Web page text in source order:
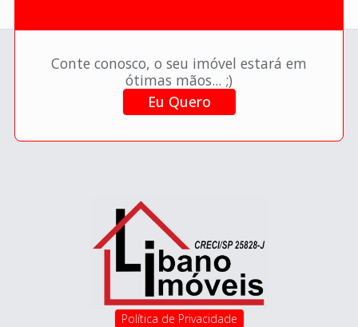
Conte conosco, o seu imóvel estará em
ótimas mãos... ;)
Eu Quero
Política de Privacidade